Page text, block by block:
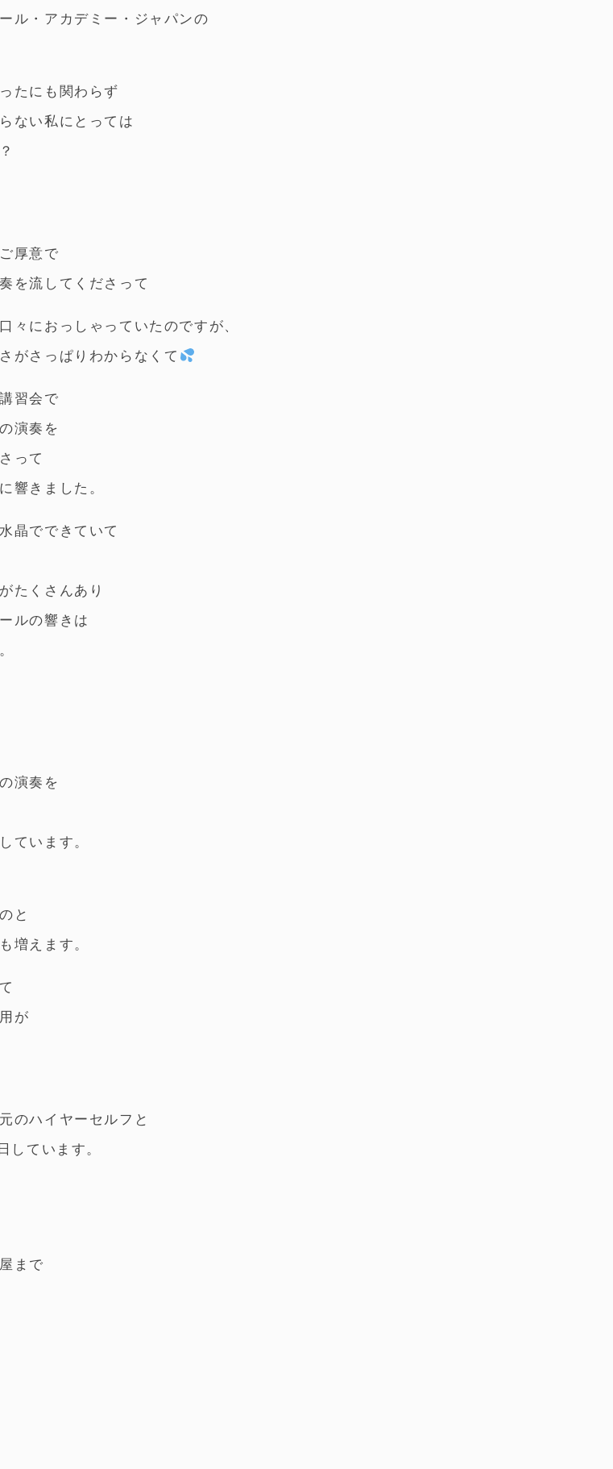
ル・アカデミー・ジャパンの
たにも関わらず
ない私にとっては
厚意で
を流してくださって
々におっしゃっていたのですが、
がさっぱりわからなくて
習会で
演奏を
って
響きました。
晶でできていて
たくさんあり
ルの響きは
演奏を
ています。
と
増えます。
が
のハイヤーセルフと
しています。
まで